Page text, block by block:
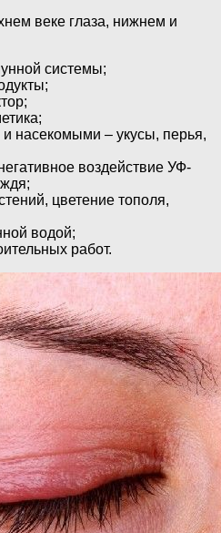
веке глаза, нижнем и
системы;
насекомыми – укусы, перья,
воздействие УФ-
цветение тополя,
водой;
работ.